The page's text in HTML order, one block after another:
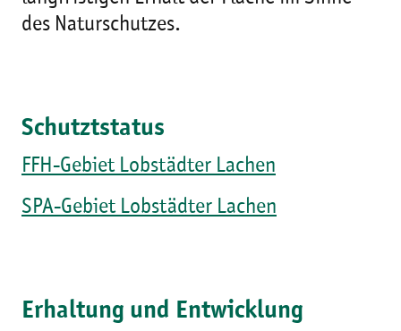
des Naturschutzes.
Schutztstatus
FFH-Gebiet Lobstädter Lachen
SPA-Gebiet Lobstädter Lachen
Erhaltung und Entwicklung